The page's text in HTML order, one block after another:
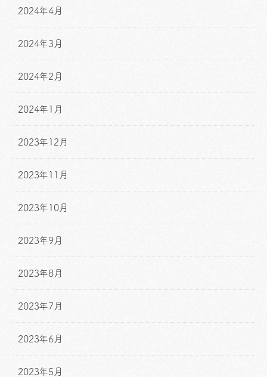
2024年4月
2024年3月
2024年2月
2024年1月
2023年12月
2023年11月
2023年10月
2023年9月
2023年8月
2023年7月
2023年6月
2023年5月